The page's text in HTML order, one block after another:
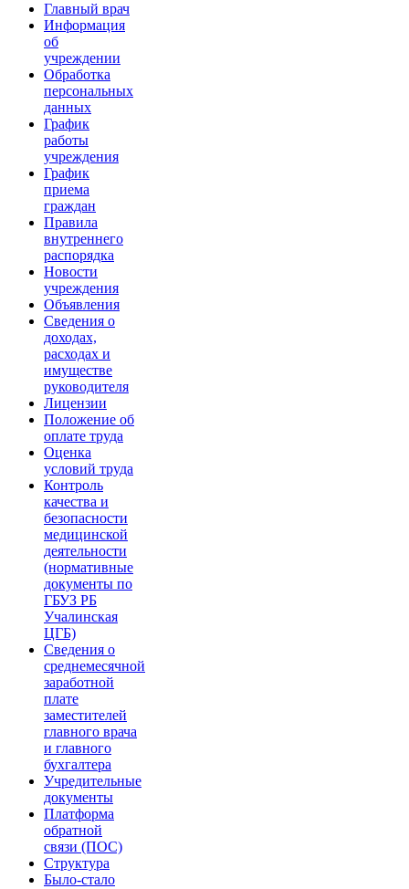
Главный врач
Информация
об
учреждении
Обработка
персональных
данных
График
работы
учреждения
График
приема
граждан
Правила
внутреннего
распорядка
Новости
учреждения
Объявления
Сведения о
доходах,
расходах и
имуществе
руководителя
Лицензии
Положение об
оплате труда
Оценка
условий труда
Контроль
качества и
безопасности
медицинской
деятельности
(нормативные
документы по
ГБУЗ РБ
Учалинская
ЦГБ)
Сведения о
среднемесячной
заработной
плате
заместителей
главного врача
и главного
бухгалтера
Учредительные
документы
Платформа
обратной
связи (ПОС)
Структура
Было-стало